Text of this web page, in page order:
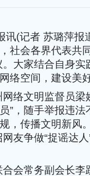
(记者 苏璐萍报
社会各界代表共
。大家结合自身
络空间，建设美
文明监督员梁
员”，随手举报违
，传播文明新风
友争做“捉谣达
常务副会长李